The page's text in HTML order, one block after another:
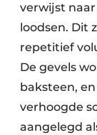
verwijst
loodsen. Dit
repetitief
De gevels
baksteen,
verhoogde
aangelegd